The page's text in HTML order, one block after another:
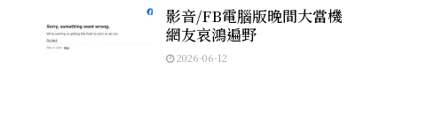
影音/FB電腦版晚間大當機
網友哀鴻遍野
2026-06-12